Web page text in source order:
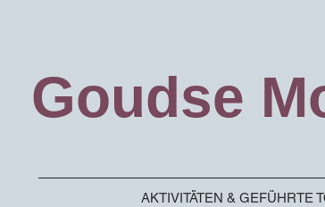
Goudse
AKTIVITÄTEN & GEFÜHRTE